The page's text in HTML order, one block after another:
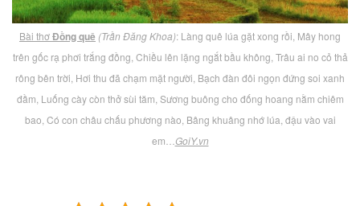
Bài thơĐồng quê (Trần Đăng Khoa): Làng quê lúa gặt xong rồi, Mây hong
trên gốc rạ phơi trắng đồng, Chiều lên lặng ngắt bầu không, Trâu ai no cỏ thả
rông bên trời, Hơi thu đã chạm mặt người, Bạch đàn đôi ngọn đứng soi xanh
đầm, Luống cày còn thở sùi tăm, Sương buông cho đống hoang nằm chiêm
bao, Có con châu chấu phương nào, Bâng khuâng nhớ lúa, đậu vào vai
em… GoiY.vn